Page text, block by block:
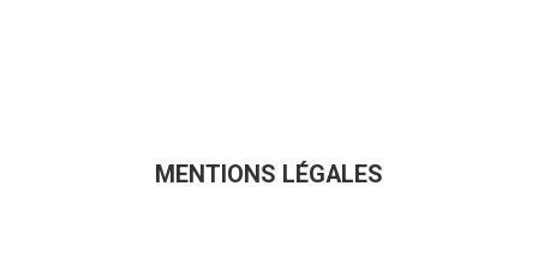
MENTIONS LÉGALES